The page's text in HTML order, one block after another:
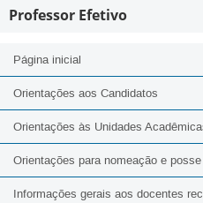
Professor Efetivo
Página inicial
Orientações aos Candidatos
Orientações às Unidades
Orientações para nomeação e posse
Informações gerais aos docentes